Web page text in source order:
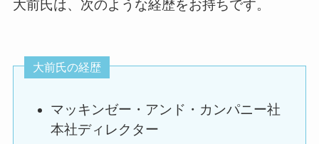
大前氏は、次のような経歴をお持ちです。
大前氏の経歴
マッキンゼー・アンド・カンパニー社
本社ディレクター